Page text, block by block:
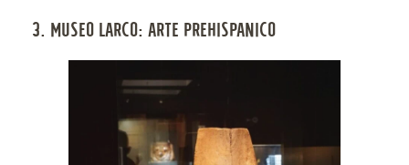
3. MUSEO LARCO: ARTE PREHISPANICO